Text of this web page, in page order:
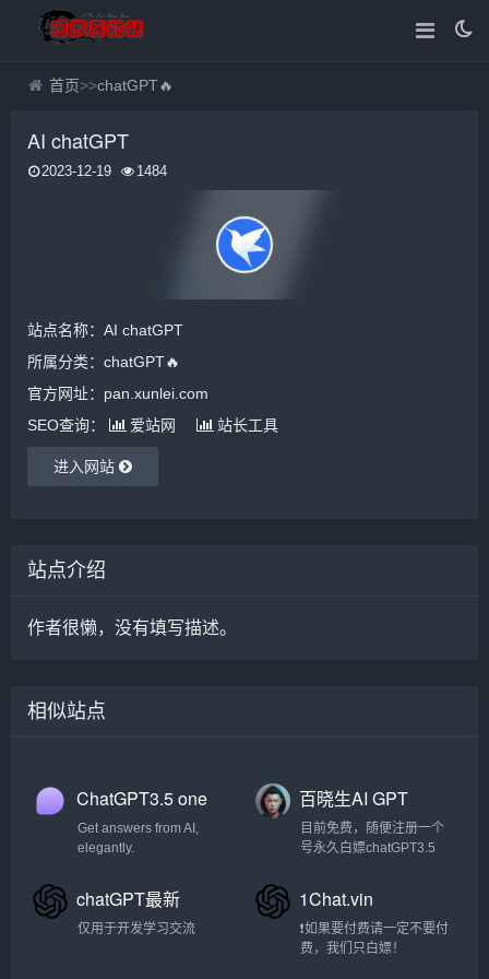
首页>>chatGPT🔥
AI chatGPT
2023-12-19 1484
站点名称：AI chatGPT
所属分类： chatGPT🔥
官方网址：pan.xunlei.com
SEO查询：
爱站网 站长工具
进入网站
站点介绍
作者很懒，没有填写描述。
相似站点
ChatGPT3.5 one
Get answers from AI,
elegantly.
百晓生AI GPT
目前免费，随便注册一个
号永久白嫖chatGPT3.5
chatGPT最新
仅用于开发学习交流
1Chat.vin
❗如果要付费请一定不要付
费，我们只白嫖！